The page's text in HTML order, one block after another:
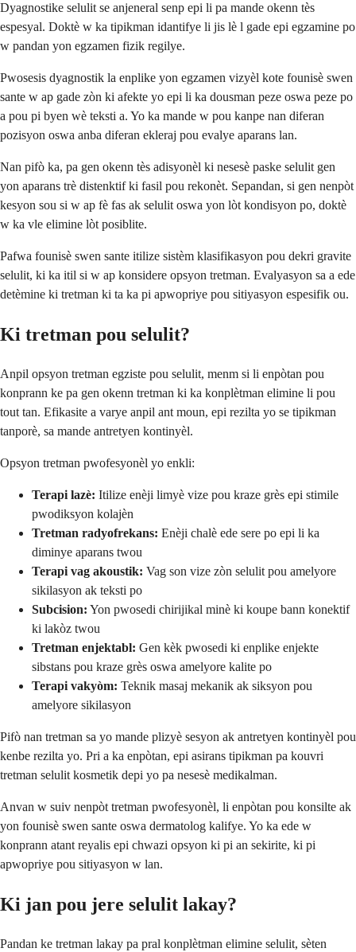
Dyagnostike selulit se anjeneral senp epi li pa mande okenn tès
espesyal. Doktè w ka tipikman idantifye li jis lè l gade epi egzamine po
w pandan yon egzamen fizik regilye.
Pwosesis dyagnostik la enplike yon egzamen vizyèl kote founisè swen
sante w ap gade zòn ki afekte yo epi li ka dousman peze oswa peze po
a pou pi byen wè teksti a. Yo ka mande w pou kanpe nan diferan
pozisyon oswa anba diferan ekleraj pou evalye aparans lan.
Nan pifò ka, pa gen okenn tès adisyonèl ki nesesè paske selulit gen
yon aparans trè distenktif ki fasil pou rekonèt. Sepandan, si gen nenpòt
kesyon sou si w ap fè fas ak selulit oswa yon lòt kondisyon po, doktè
w ka vle elimine lòt posiblite.
Pafwa founisè swen sante itilize sistèm klasifikasyon pou dekri gravite
selulit, ki ka itil si w ap konsidere opsyon tretman. Evalyasyon sa a ede
detèmine ki tretman ki ta ka pi apwopriye pou sitiyasyon espesifik ou.
Ki tretman pou selulit?
Anpil opsyon tretman egziste pou selulit, menm si li enpòtan pou
konprann ke pa gen okenn tretman ki ka konplètman elimine li pou
tout tan. Efikasite a varye anpil ant moun, epi rezilta yo se tipikman
tanporè, sa mande antretyen kontinyèl.
Opsyon tretman pwofesyonèl yo enkli:
Terapi lazè: Itilize enèji limyè vize pou kraze grès epi stimile
pwodiksyon kolajèn
Tretman radyofrekans: Enèji chalè ede sere po epi li ka
diminye aparans twou
Terapi vag akoustik: Vag son vize zòn selulit pou amelyore
sikilasyon ak teksti po
Subcision: Yon pwosedi chirijikal minè ki koupe bann konektif
ki lakòz twou
Tretman enjektabl: Gen kèk pwosedi ki enplike enjekte
sibstans pou kraze grès oswa amelyore kalite po
Terapi vakyòm: Teknik masaj mekanik ak siksyon pou
amelyore sikilasyon
Pifò nan tretman sa yo mande plizyè sesyon ak antretyen kontinyèl pou
kenbe rezilta yo. Pri a ka enpòtan, epi asirans tipikman pa kouvri
tretman selulit kosmetik depi yo pa nesesè medikalman.
Anvan w suiv nenpòt tretman pwofesyonèl, li enpòtan pou konsilte ak
yon founisè swen sante oswa dermatolog kalifye. Yo ka ede w
konprann atant reyalis epi chwazi opsyon ki pi an sekirite, ki pi
apwopriye pou sitiyasyon w lan.
Ki jan pou jere selulit lakay?
Pandan ke tretman lakay pa pral konplètman elimine selulit, sèten